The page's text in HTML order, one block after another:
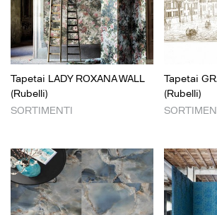
Tapetai LADY ROXANA WALL
(Rubelli)
SORTIMENTI
Tapetai
(Rubelli)